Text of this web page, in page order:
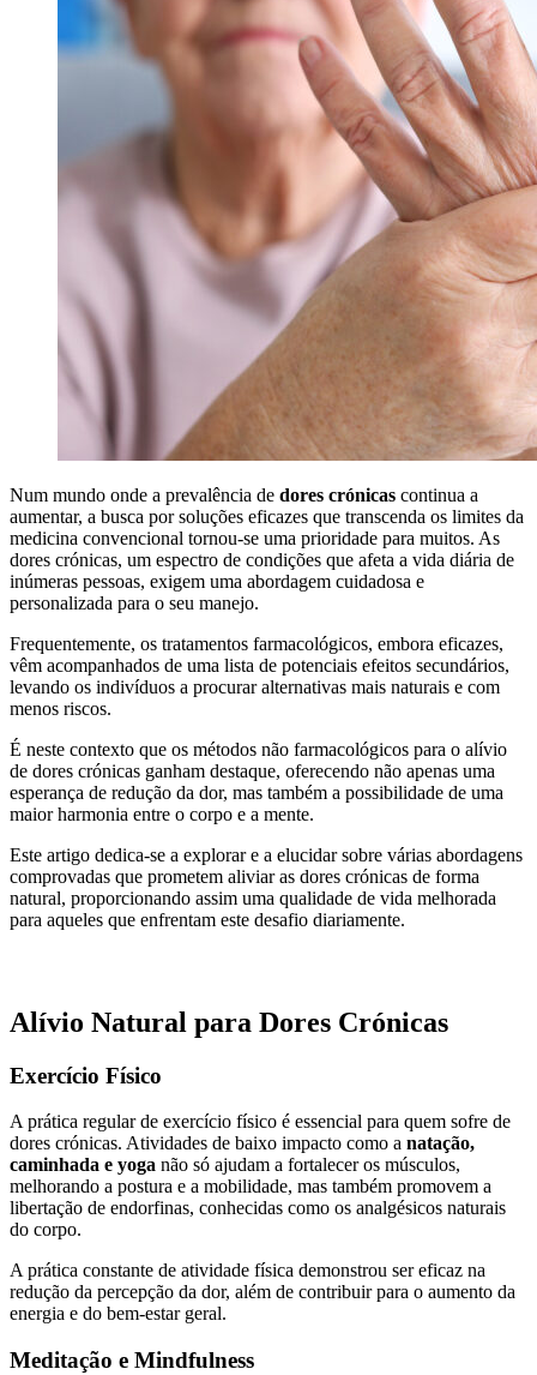
Num mundo onde a prevalência de dores crónicas continua a
aumentar, a busca por soluções eficazes que transcenda os limites da
medicina convencional tornou-se uma prioridade para muitos. As
dores crónicas, um espectro de condições que afeta a vida diária de
inúmeras pessoas, exigem uma abordagem cuidadosa e
personalizada para o seu manejo.
Frequentemente, os tratamentos farmacológicos, embora eficazes,
vêm acompanhados de uma lista de potenciais efeitos secundários,
levando os indivíduos a procurar alternativas mais naturais e com
menos riscos.
É neste contexto que os métodos não farmacológicos para o alívio
de dores crónicas ganham destaque, oferecendo não apenas uma
esperança de redução da dor, mas também a possibilidade de uma
maior harmonia entre o corpo e a mente.
Este artigo dedica-se a explorar e a elucidar sobre várias abordagens
comprovadas que prometem aliviar as dores crónicas de forma
natural, proporcionando assim uma qualidade de vida melhorada
para aqueles que enfrentam este desafio diariamente.
Alívio Natural para Dores Crónicas
Exercício Físico
A prática regular de exercício físico é essencial para quem sofre de
dores crónicas. Atividades de baixo impacto como a natação,
caminhada e yoga não só ajudam a fortalecer os músculos,
melhorando a postura e a mobilidade, mas também promovem a
libertação de endorfinas, conhecidas como os analgésicos naturais
do corpo.
A prática constante de atividade física demonstrou ser eficaz na
redução da percepção da dor, além de contribuir para o aumento da
energia e do bem-estar geral.
Meditação e Mindfulness